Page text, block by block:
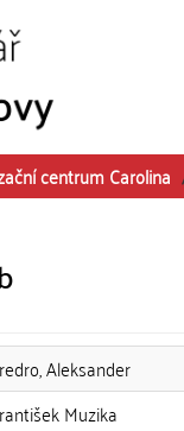
centrum Carolina
Aleksander
Muzika